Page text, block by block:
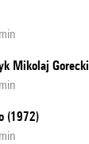
Mikolaj Gorecki
(1972)